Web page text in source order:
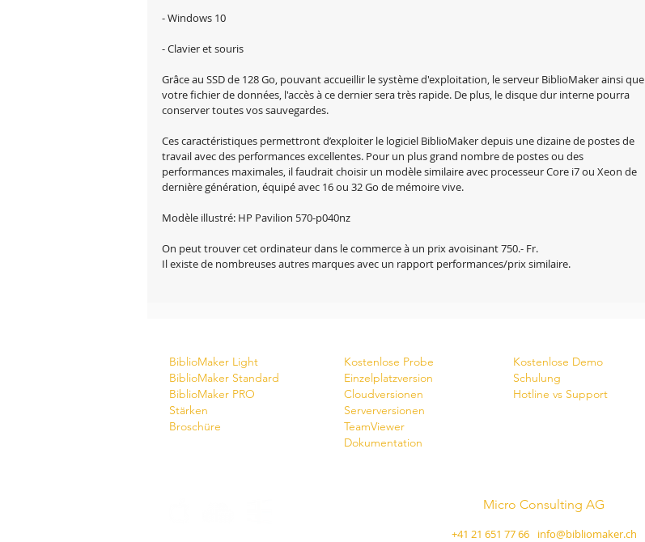
- Windows 10
- Clavier et souris
Grâce au SSD de 128 Go, pouvant accueillir le système d'exploitation, le serveur BiblioMaker ainsi que
votre fichier de données, l'accès à ce dernier sera très rapide. De plus, le disque dur interne pourra
conserver toutes vos sauvegardes.
Ces caractéristiques permettront d’exploiter le logiciel BiblioMaker depuis une dizaine de postes de
travail avec des performances excellentes. Pour un plus grand nombre de postes ou des
performances maximales, il faudrait choisir un modèle similaire avec processeur Core i7 ou Xeon de
dernière génération, équipé avec 16 ou 32 Go de mémoire vive.
Modèle illustré: HP Pavilion 570-p040nz
On peut trouver cet ordinateur dans le commerce à un prix avoisinant 750.- Fr.
Il existe de nombreuses autres marques avec un rapport performances/prix similaire.
BiblioMaker Light
BiblioMaker Standard
BiblioMaker PRO
Stärken
Broschüre
Kostenlose Probe
Einzelplatzversion
Cloudversionen
Serverversionen
TeamViewer
Dokumentation
Kostenlose Demo
Schulung
Hotline vs Support
Micro Consulting AG
+41 21 651 77 66- info@bibliomaker.ch